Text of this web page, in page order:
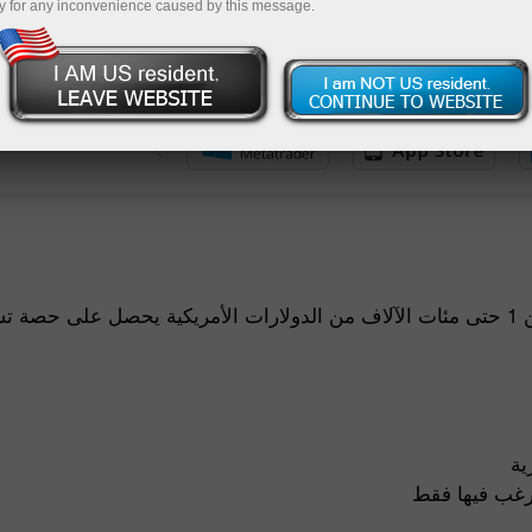
فتح حساب
يودع مبلغ من 1 حتى مئات الآلاف من الدولارات الأمريكية يحصل على
فيها فقط
for any inconvenience caused by this message.